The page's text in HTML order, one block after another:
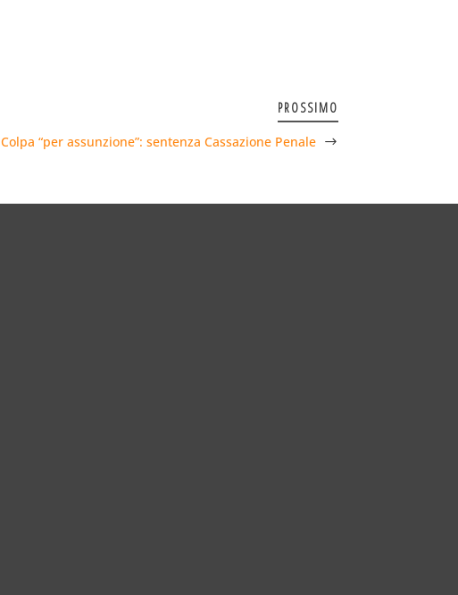
PROSSIMO
Colpa “per assunzione”: sentenza Cassazione Penale